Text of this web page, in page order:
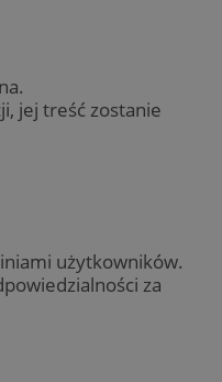
jej treść zostanie
użytkowników.
za